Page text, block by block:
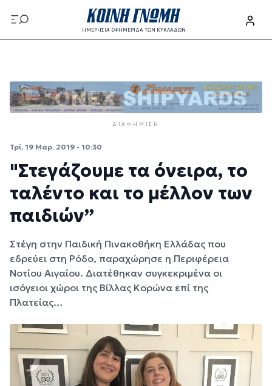
Παράκαμψη προς το κυρίως περιεχόμενο
ΗΜΕΡΗΣΙΑ ΕΦΗΜΕΡΙΔΑ ΤΩΝ ΚΥΚΛΑΔΩΝ
ΔΙΑΦΉΜΙΣΗ
Τρί, 19 Μαρ. 2019 - 10:30
"Στεγάζουμε τα όνειρα, το
ταλέντο και το μέλλον των
παιδιών”
Στέγη στην Παιδική Πινακοθήκη Ελλάδας που
εδρεύει στη Ρόδο, παραχώρησε η Περιφέρεια
Νοτίου Αιγαίου. Διατέθηκαν συγκεκριμένα οι
ισόγειοι χώροι της Βίλλας Κορώνα επί της
Πλατείας…